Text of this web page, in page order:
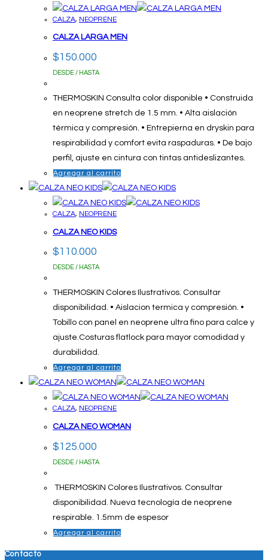
CALZA, NEOPRENE
CALZA LARGA MEN
$150.000
DESDE / HASTA
THERMOSKIN Consulta color disponible • Construida
en neoprene stretch de 1.5 mm. • Alta aislación
térmica y compresión. • Entrepierna en dryskin para
respirabilidad y comfort evita raspaduras. • De bajo
perfil, ajuste en cintura con tintas antideslizantes.
Agregar al carrito
CALZA, NEOPRENE
CALZA NEO KIDS
$110.000
DESDE / HASTA
THERMOSKIN Colores Ilustrativos. Consultar
disponibilidad. • Aislacion termica y compresión. •
Tobillo con panel en neoprene ultra fino para calce y
ajuste.Costuras flatlock para mayor comodidad y
durabilidad.
Agregar al carrito
CALZA, NEOPRENE
CALZA NEO WOMAN
$125.000
DESDE / HASTA
THERMOSKIN Colores Ilustrativos. Consultar
disponibilidad. Nueva tecnología de neoprene
respirable. 1.5mm de espesor
Agregar al carrito
Contacto